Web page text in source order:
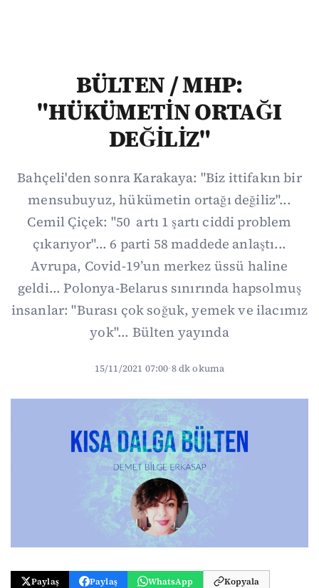
BÜLTEN / MHP:
"HÜKÜMETİN ORTAĞI
DEĞİLİZ"
Bahçeli'den sonra Karakaya: "Biz ittifakın bir
mensubuyuz, hükümetin ortağı değiliz"...
Cemil Çiçek: "50 artı 1 şartı ciddi problem
çıkarıyor"... 6 parti 58 maddede anlaştı...
Avrupa, Covid-19’un merkez üssü haline
geldi... Polonya-Belarus sınırında hapsolmuş
insanlar: "Burası çok soğuk, yemek ve ilacımız
yok"... Bülten yayında
15/11/2021 07:00·8 dk okuma
Paylaş Paylaş WhatsApp Kopyala